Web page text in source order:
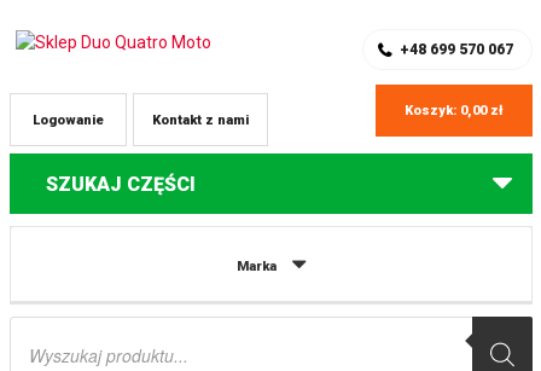
+48 699 570 067
Kontakt z nami
Logowanie
Koszyk: 0,00 zł
SZUKAJ CZĘŚCI
Marka
Wyszukiwarka
Części do quadów Yamaha
ŻELIWNA) CYLINDER WORKS